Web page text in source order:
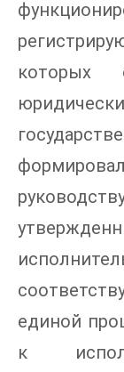
которых
единой
к